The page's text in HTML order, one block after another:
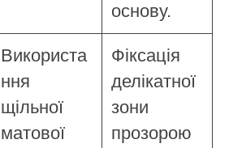
основу.
Використа
ння
щільної
матової
Фіксація
делікатної
зони
прозорою